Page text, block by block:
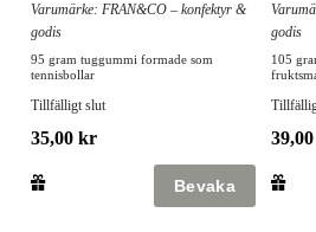
Varumärke: FRAN&CO – konfektyr &
godis
95 gram tuggummi formade som
tennisbollar
Tillfälligt slut
35,00 kr
godis
105